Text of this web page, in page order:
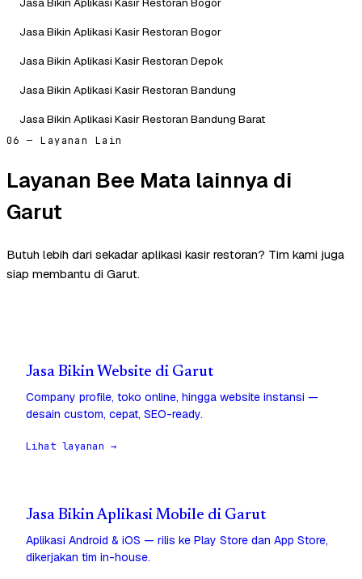
Jasa Bikin Aplikasi Kasir Restoran Bogor
Jasa Bikin Aplikasi Kasir Restoran Depok
Jasa Bikin Aplikasi Kasir Restoran Bandung
Jasa Bikin Aplikasi Kasir Restoran Bandung Barat
06 — Layanan Lain
Layanan Bee Mata lainnya di
Garut
Butuh lebih dari sekadar aplikasi kasir restoran? Tim kami juga
siap membantu di Garut.
Jasa Bikin Website di Garut
Company profile, toko online, hingga website instansi —
desain custom, cepat, SEO-ready.
Lihat layanan →
Jasa Bikin Aplikasi Mobile di Garut
Aplikasi Android & iOS — rilis ke Play Store dan App Store,
dikerjakan tim in-house.